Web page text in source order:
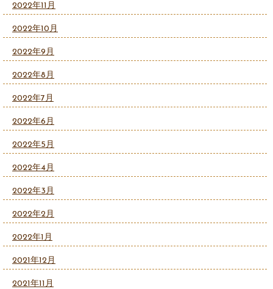
2022年11月
2022年10月
2022年9月
2022年8月
2022年7月
2022年6月
2022年5月
2022年4月
2022年3月
2022年2月
2022年1月
2021年12月
2021年11月